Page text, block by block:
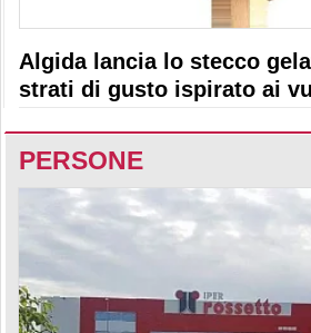
Algida lancia lo stecco
strati di gusto ispirato ai
PERSONE